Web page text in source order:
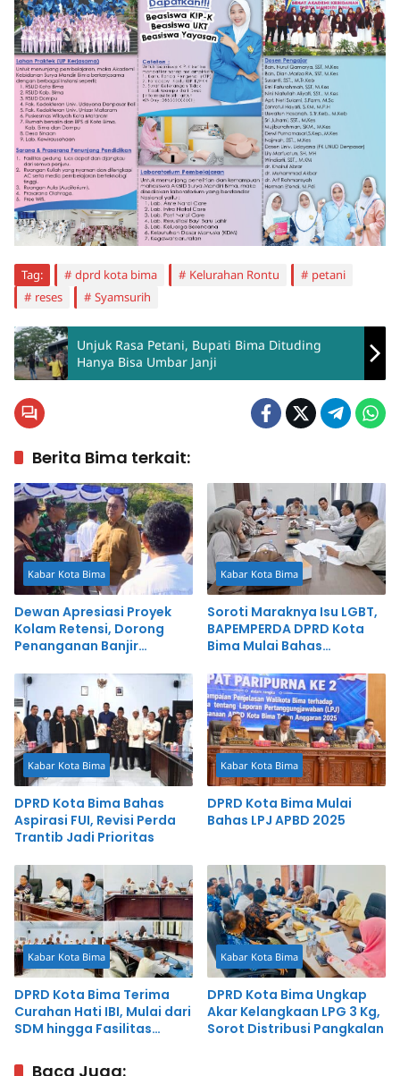
Tag: dprd kota bima Kelurahan Rontu
petani
reses
Syamsurih
Unjuk Rasa Petani, Bupati Bima Dituding
Hanya Bisa Umbar Janji
Berita Bima terkait:
Kabar Kota Bima
Dewan Apresiasi Proyek
Kolam Retensi, Dorong
Penanganan Banjir
Kabar Kota Bima
Soroti Maraknya Isu LGBT,
BAPEMPERDA DPRD Kota
Bima Mulai Bahas
Pencegahan
Kabar Kota Bima
DPRD Kota Bima Bahas
Aspirasi FUI, Revisi Perda
Trantib Jadi Prioritas
Kabar Kota Bima
DPRD Kota Bima Mulai
Bahas LPJ APBD 2025
Kabar Kota Bima
DPRD Kota Bima Terima
Curahan Hati IBI, Mulai dari
SDM hingga Fasilitas
Kabar Kota Bima
DPRD Kota Bima Ungkap
Akar Kelangkaan LPG 3 Kg,
Sorot Distribusi Pangkalan
Baca Juga: